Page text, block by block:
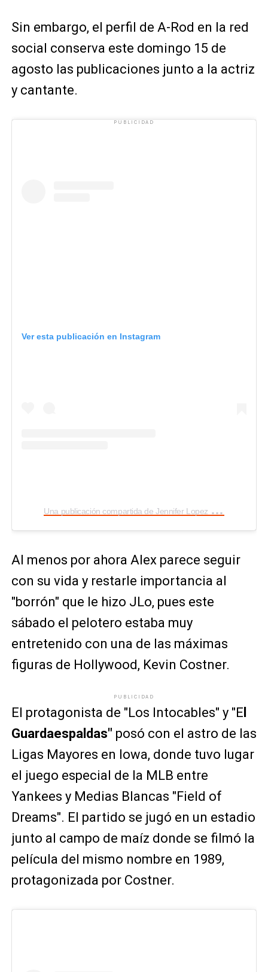
Sin embargo, el perfil de A-Rod en la red
social conserva este domingo 15 de
agosto las publicaciones junto a la actriz
y cantante.
PUBLICIDAD
Ver esta publicación en Instagram
U
na publicación compartida de Jennifer Lopez (@jlo)
Al menos por ahora Alex parece seguir
con su vida y restarle importancia al
"borrón" que le hizo JLo, pues este
sábado el pelotero estaba muy
entretenido con una de las máximas
figuras de Hollywood, Kevin Costner.
PUBLICIDAD
El protagonista de "Los Intocables" y "E
Guardaespaldas" posó con el astro de las
Ligas Mayores en Iowa, donde tuvo lugar
el juego especial de la MLB entre
Yankees y Medias Blancas "Field of
Dreams". El partido se jugó en un estadio
junto al campo de maíz donde se filmó la
película del mismo nombre en 1989,
protagonizada por Costner.